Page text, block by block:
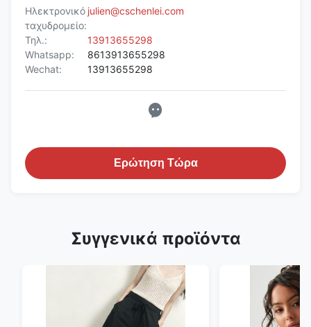
Ηλεκτρονικό
ταχυδρομείο:
julien@cschenlei.com
Τηλ.:
13913655298
Whatsapp:
8613913655298
Wechat:
13913655298
Ερώτηση Τώρα
Συγγενικά προϊόντα